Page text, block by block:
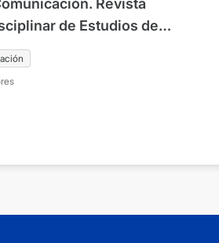
Revista
de Estudios de
y Ciencias Sociales.
junio 2007